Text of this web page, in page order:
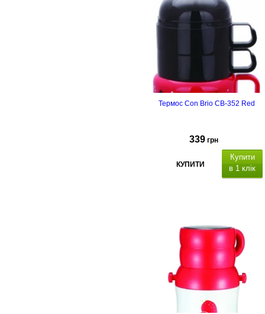
Термос Con Brio CB-352 Red
339 грн
КУПИТИ
Купити
в 1 клік